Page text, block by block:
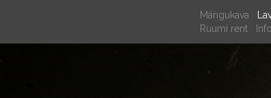
Mängukava
Ruumi rent
Info